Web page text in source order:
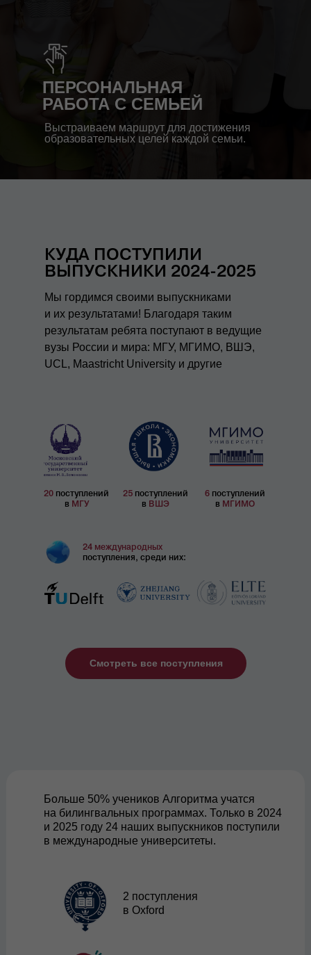
ПЕРСОНАЛЬНАЯ
РАБОТА С СЕМЬЕЙ
Выстраиваем маршрут для достижения
образовательных целей каждой семьи.
20 поступлений
в МГУ
25поступлений
в ВШЭ
6поступлений
в МГИМО
24 международных
поступления, среди них:
КУДА ПОСТУПИЛИ
ВЫПУСКНИКИ 2024-2025
Мы гордимся своими выпускниками
и их результатами! Благодаря таким
результатам ребята поступают в ведущие
вузы России и мира: МГУ, МГИМО, ВШЭ,
UCL, Maastricht University и другие
Смотреть все поступления
Больше 50% учеников Алгоритма учатся
на билингвальных программах. Только в 2024
и 2025 году 24 наших выпускников поступили
в международные университеты.
2 поступления
в Oxford